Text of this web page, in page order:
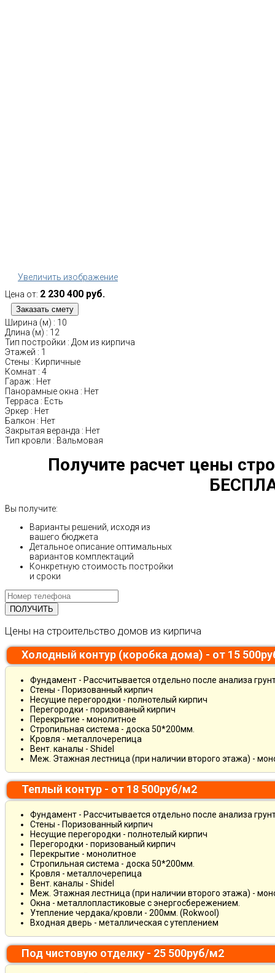
Увеличить изображение
Цена от: 2 230 400 руб.
Ширина (м) : 10
Длина (м) : 12
Тип постройки : Дом из кирпича
Этажей : 1
Стены : Кирпичные
Комнат : 4
Гараж : Нет
Панорамные окна : Нет
Терраса : Есть
Эркер : Нет
Балкон : Нет
Закрытая веранда : Нет
Тип кровли : Вальмовая
Получите расчет цены
Вы получите:
Варианты решений, исходя из
вашего бюджета
Детальное описание оптимальных
вариантов комплектаций
Конкретную стоимость постройки
и сроки
Цены на строительство домов из кирпича
Холодный контур (коробка дома) - от 15
Фундамент - Рассчитывается отдельно после анализа
Стены - Поризованный кирпич
Несущие перегородки - полнотелый кирпич
Перегородки - поризованый кирпич
Перекрытие - монолитное
Стропильная система - доска 50*200мм.
Кровля - металлочерепица
Вент. каналы - Shidel
Меж. Этажная лестница (при наличии второго этажа) -
Теплый контур - от 18 500руб/м2
Фундамент - Рассчитывается отдельно после анализа
Стены - Поризованный кирпич
Несущие перегородки - полнотелый кирпич
Перегородки - поризованый кирпич
Перекрытие - монолитное
Стропильная система - доска 50*200мм.
Кровля - металлочерепица
Вент. каналы - Shidel
Меж. Этажная лестница (при наличии второго этажа) -
Окна - металлопластиковые с энергосбережением.
Утепление чердака/кровли - 200мм. (Rokwool)
Входная дверь - металлическая с утеплением
Под чистовую отделку - 25 500руб/м2